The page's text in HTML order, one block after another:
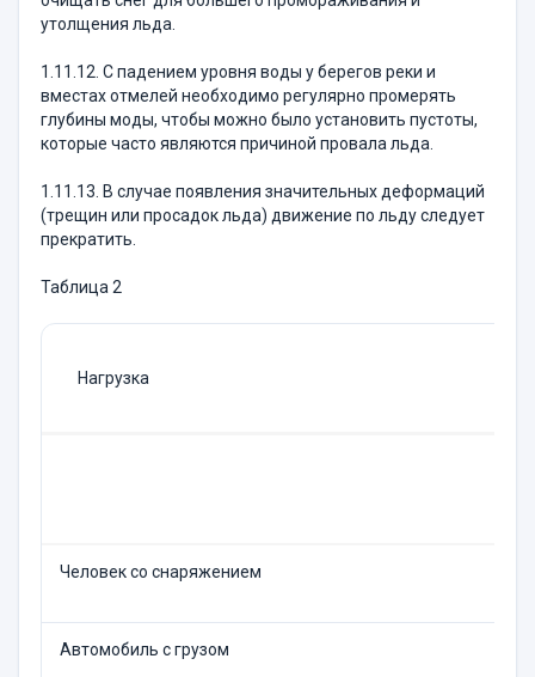
утолщения льда.
1.11.12. С падением уровня воды у берегов реки и
вместах отмелей необходимо регулярно промерять
глубины моды, чтобы можно было установить пустоты,
которые часто являются причиной провала льда.
1.11.13. В случае появления значительных деформаций
(трещин или просадок льда) движение по льду следует
прекратить.
Таблица 2
Нагрузка
Человек со снаряжением
Автомобиль с грузом